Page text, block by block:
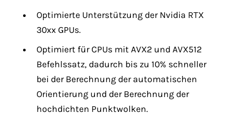
Optimierte Unterstützung der Nvidia RTX
30xx GPUs.
Optimiert für CPUs mit AVX2 und AVX512
Befehlssatz, dadurch bis zu 10% schneller
bei der Berechnung der automatischen
Orientierung und der Berechnung der
hochdichten Punktwolken.